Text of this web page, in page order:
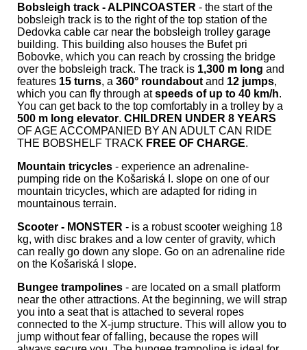
Bobsleigh track - ALPINCOASTER - the start of the
bobsleigh track is to the right of the top station of the
Dedovka cable car near the bobsleigh trolley garage
building. This building also houses the Bufet pri
Bobovke, which you can reach by crossing the bridge
over the bobsleigh track. The track is 1,300 m long and
features 15 turns, a 360° roundabout and 12 jumps,
which you can fly through atspeeds of up to 40 km/h.
You can get back to the top comfortably in a trolley by a
500 m long elevator. CHILDREN UNDER 8 YEARS
OF AGE ACCOMPANIED BY AN ADULT CAN RIDE
THE BOBSHELF TRACK FREE OF CHARGE.
Mountain tricycles - experience an adrenaline-
pumping ride on the Košariská I. slope on one of our
mountain tricycles, which are adapted for riding in
mountainous terrain.
Scooter - MONSTER - is a robust scooter weighing 18
kg, with disc brakes and a low center of gravity, which
can really go down any slope. Go on an adrenaline ride
on the Košariská I slope.
Bungee trampolines - are located on a small platform
near the other attractions. At the beginning, we will strap
you into a seat that is attached to several ropes
connected to the X-jump structure. This will allow you to
jump without fear of falling, because the ropes will